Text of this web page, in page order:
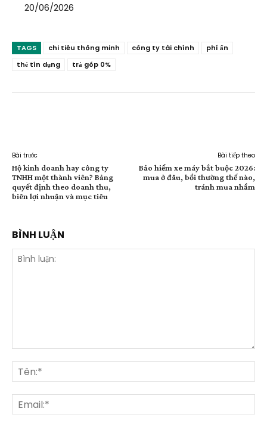
20/06/2026
TAGS chi tiêu thông minh công ty tài chính
phí ẩn
thẻ tín dụng
trả góp 0%
Bài trước
Hộ kinh doanh hay công ty
TNHH một thành viên? Bảng
quyết định theo doanh thu,
biên lợi nhuận và mục tiêu
Bài tiếp theo
Bảo hiểm xe máy bắt buộc 2026:
mua ở đâu, bồi thường thế nào,
tránh mua nhầm
BÌNH LUẬN
luận: